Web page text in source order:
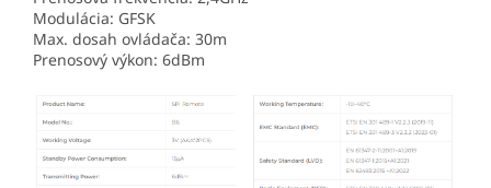
Modulácia: GFSK
Max. dosah ovládača: 30m
Prenosový výkon: 6dBm